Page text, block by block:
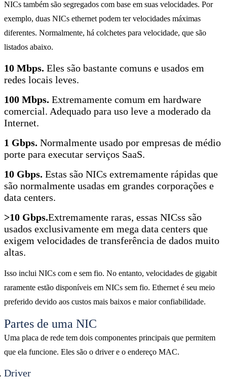
NICs também são segregados com base em suas velocidades. Por
exemplo, duas NICs ethernet podem ter velocidades máximas
diferentes. Normalmente, há colchetes para velocidade, que são
listados abaixo.
10 Mbps. Eles são bastante comuns e usados ​​em
redes locais leves.
100 Mbps. Extremamente comum em hardware
comercial. Adequado para uso leve a moderado da
Internet.
1 Gbps. Normalmente usado por empresas de médio
porte para executar serviços SaaS.
10 Gbps. Estas são NICs extremamente rápidas que
são normalmente usadas em grandes corporações e
data centers.
>10 Gbps.Extremamente raras, essas NICss são
usados ​​exclusivamente em mega data centers que
exigem velocidades de transferência de dados muito
altas.
Isso inclui NICs com e sem fio. No entanto, velocidades de gigabit
raramente estão disponíveis em NICs sem fio. Ethernet é seu meio
preferido devido aos custos mais baixos e maior confiabilidade.
Partes de uma NIC
Uma placa de rede tem dois componentes principais que permitem
que ela funcione. Eles são o driver e o endereço MAC.
Driver